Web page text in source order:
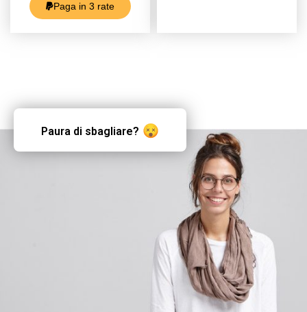
Paga in 3 rate
Paura di sbagliare?